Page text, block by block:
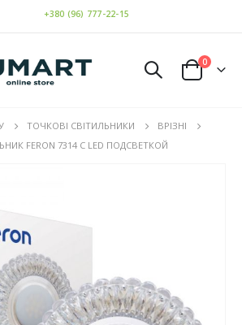
+380 (96) 777-22-15
Cart
0
ТОЧКОВІ СВІТИЛЬНИКИ
ВРІЗНІ
FERON 7314 С LED ПОДСВЕТКОЙ